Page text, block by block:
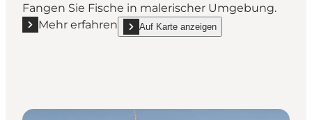
Fangen Sie Fische in malerischer Umgebung.
Mehr erfahren
Mehr erfahren "Fischerei in Vedsted Sø"
Auf Karte anzeigen
show Fischerei in Vedsted Sø on_map